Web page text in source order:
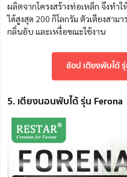
ผลิตจากโครงสร้างท่อเหล็ก จึงทำ
ได้สูงสุด 200 กิโลกรัม ตัวเตียงสาม
กลิ่นอับ และเหงื่อขณะใช้งาน
ช้อป เตียงพับได้
5. เตียงนอนพับได้ รุ่น Ferona